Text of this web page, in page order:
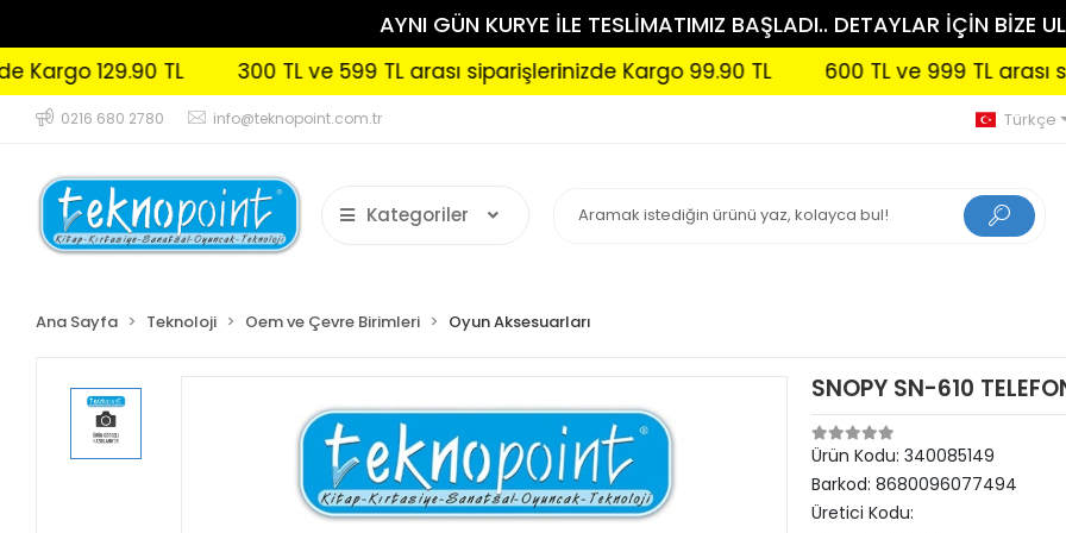
AYNI GÜN KURYE İLE TESLİMATIMIZ BAŞLADI.. DETAYLAR İÇİN BİZE
129.90 TL 300 TL ve 599 TL arası siparişlerinizde Kargo 99.90 TL 600 TL ve 999 TL arası
0216 680 2780 info@teknopoint.com.tr Türkçe
Kategoriler
Ana Sayfa Teknoloji Oem ve Çevre Birimleri Oyun Aksesuarları
SNOPY SN-610
Ürün Kodu: 340085149
Barkod: 8680096077494
Üretici Kodu: